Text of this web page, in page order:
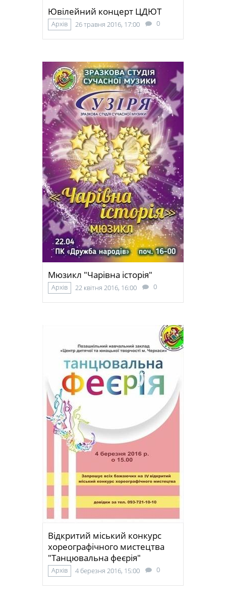
Ювілейний концерт ЦДЮТ
Архів 26 травня 2016, 17:00 0
Мюзикл "Чарівна історія"
Архів 22 квітня 2016, 16:00 0
Відкритий міський конкурс
хореографічного мистецтва
"Танцювальна феєрія"
Архів 4 березня 2016, 15:00 0